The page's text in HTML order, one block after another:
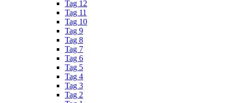
Tag 12
Tag 11
Tag 10
Tag 9
Tag 8
Tag 7
Tag 6
Tag 5
Tag 4
Tag 3
Tag 2